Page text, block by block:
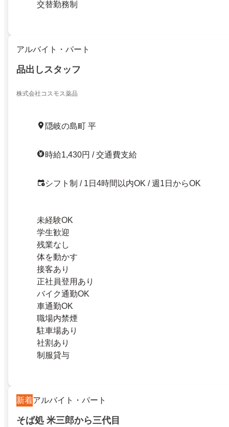
交替勤務制
アルバイト・パート
品出しスタッフ
株式会社コスモス薬品
隠岐の島町 平
時給1,430円 / 交通費支給
シフト制 / 1日4時間以内OK / 週1日からOK
未経験OK
学生歓迎
残業なし
体を動かす
接客あり
正社員登用あり
バイク通勤OK
車通勤OK
職場内禁煙
駐車場あり
社割あり
制服貸与
新着アルバイト・パート
そば処 米三郎から三代目